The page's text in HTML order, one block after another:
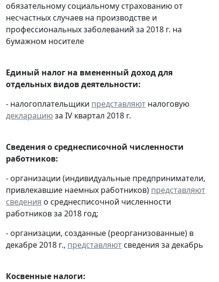
обязательному социальному страхованию от
несчастных случаев на производстве и
профессиональных заболеваний за 2018 г. на
бумажном носителе
Единый налог на вмененный доход для
отдельных видов деятельности:
- налогоплательщики представляют налоговую
декларациюза IV квартал 2018 г.
Сведения о среднесписочной численности
работников:
- организации (индивидуальные предприниматели,
привлекавшие наемных работников) представляют
сведения о среднесписочной численности
работников за 2018 год;
- организации, созданные (реорганизованные) в
декабре 2018 г., представляют сведения за декабрь
Косвенные налоги: